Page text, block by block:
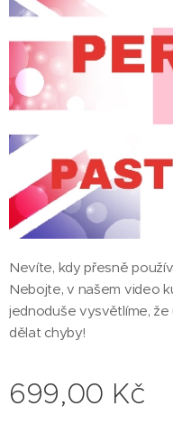
Nevíte, kdy přesně
Nebojte, v našem video
jednoduše vysvětlíme,
dělat chyby!
699,00 Kč